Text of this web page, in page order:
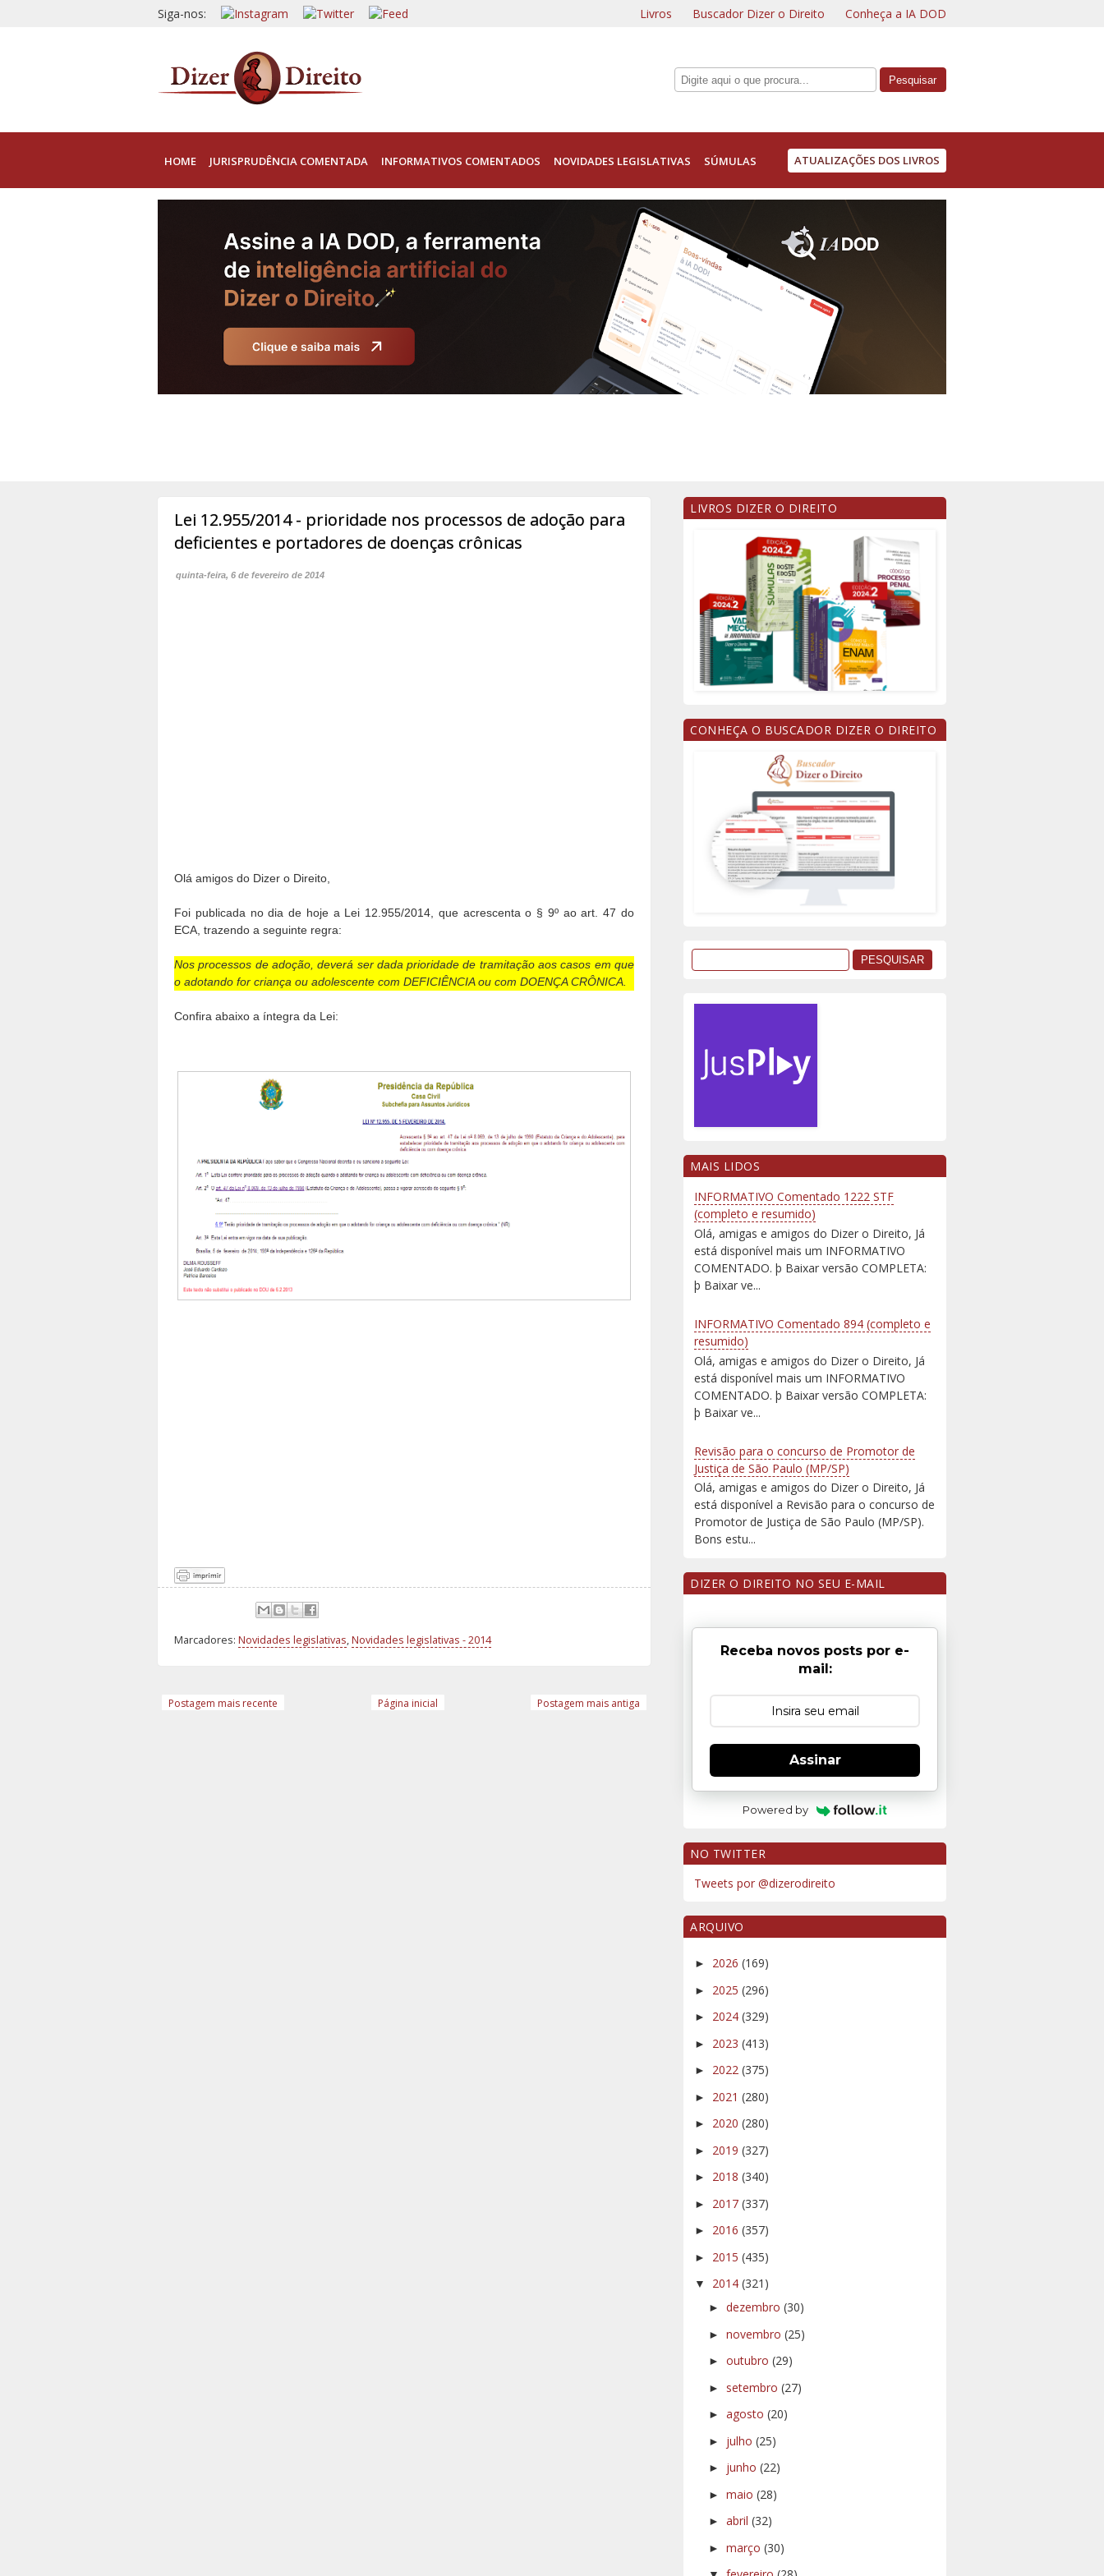
Siga-nos: Livros Buscador Dizer o Direito Conheça a IA DOD
HOME JURISPRUDÊNCIA COMENTADA INFORMATIVOS COMENTADOS NOVIDADES LEGISLATIVAS SÚMULAS ATUALIZAÇÕES DOS LIVROS
Lei 12.955/2014 - prioridade nos processos de adoção para
deficientes e portadores de doenças crônicas
quinta-feira, 6 de fevereiro de 2014
Olá amigos do Dizer o Direito,
Foi publicada no dia de hoje a Lei 12.955/2014, que acrescenta o § 9º ao art. 47 do
ECA, trazendo a seguinte regra:
Nos processos de adoção, deverá ser dada prioridade de tramitação aos casos em que
o adotando for criança ou adolescente com DEFICIÊNCIA ou com DOENÇA CRÔNICA.
Confira abaixo a íntegra da Lei:
Marcadores: Novidades legislativas,Novidades legislativas - 2014
Postagem mais recente Postagem mais antiga
Página inicial
LIVROS DIZER O DIREITO
CONHEÇA O BUSCADOR DIZER O DIREITO
MAIS LIDOS
INFORMATIVO Comentado 1222 STF
(completo e resumido)
Olá, amigas e amigos do Dizer o Direito, Já
está disponível mais um INFORMATIVO
COMENTADO. þ Baixar versão COMPLETA:
þ Baixar ve...
INFORMATIVO Comentado 894 (completo e
resumido)
Olá, amigas e amigos do Dizer o Direito, Já
está disponível mais um INFORMATIVO
COMENTADO. þ Baixar versão COMPLETA:
þ Baixar ve...
Revisão para o concurso de Promotor de
Justiça de São Paulo (MP/SP)
Olá, amigas e amigos do Dizer o Direito, Já
está disponível a Revisão para o concurso de
Promotor de Justiça de São Paulo (MP/SP).
Bons estu...
DIZER O DIREITO NO SEU E-MAIL
Receba novos posts por e-
mail:
Assinar
Powered by
NO TWITTER
Tweets por @dizerodireito
ARQUIVO
► 2026 (169)
► 2025 (296)
► 2024 (329)
► 2023 (413)
► 2022 (375)
► 2021 (280)
► 2020 (280)
► 2019 (327)
► 2018 (340)
► 2017 (337)
► 2016 (357)
► 2015 (435)
▼ 2014 (321)
► dezembro (30)
► novembro (25)
► outubro (29)
► setembro (27)
► agosto (20)
► julho (25)
► junho (22)
► maio (28)
► abril (32)
► março (30)